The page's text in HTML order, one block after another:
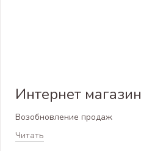
Интернет магазин
Возобновление продаж
Читать